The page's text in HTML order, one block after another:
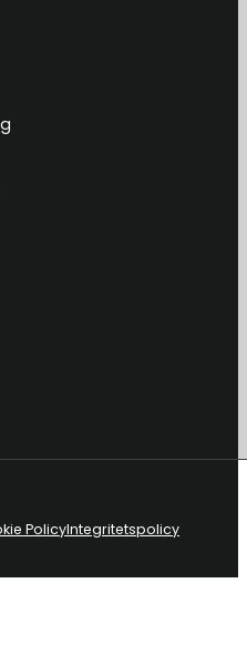
PolicyIntegritetspolicy